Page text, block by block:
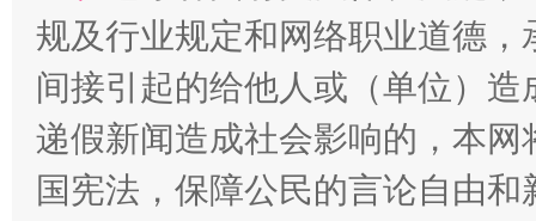
千年窑火 生生不息 一
规及行业规定和网络职业道德
间接引起的给他人或（单位）
递假新闻造成社会影响的，本
国宪法，保障公民的言论自由